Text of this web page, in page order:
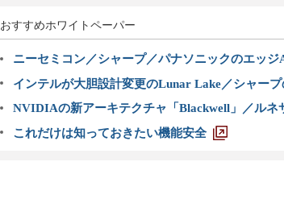
おすすめホワイトペーパー
ニーセミコン／シャープ／パナソニックのエッジ
インテルが大胆設計変更のLunar Lake／シャー
NVIDIAの新アーキテクチャ「Blackwell」／ルネ
これだけは知っておきたい機能安全